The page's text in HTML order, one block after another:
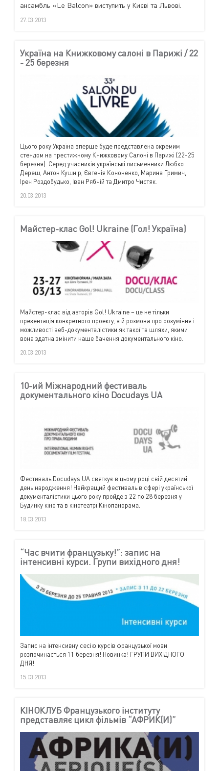
ансамбль «Le Balcon» виступить у Києві та Львові.
27.03.2013
Україна на Книжковому салоні в Парижі / 22
- 25 березня
Цього року Україна вперше буде представлена окремим
стендом на престижному Книжковому Салоні в Парижі (22-25
березня). Серед учасників українські письменники Любко
Дереш, Антон Кушнір, Євгенія Кононенко, Марина Гримич,
Ірен Роздобудько, Іван Рябчій та Дмитро Чистяк.
20.03.2013
Майстер-клас Gol! Ukraine (Гол! Україна)
Майстер-клас від авторів Gol! Ukraine– це не тільки
презентація конкретного проекту, а й розмова про розуміння і
можливості веб-документалістики як такої та шляхи, якими
вона здатна змінити наше бачення документального кіно.
20.03.2013
10-ий Міжнародний фестиваль
документального кіно Docudays UA
Фестиваль Docudays UA святкує в цьому році свій десятий
день народження! Найкращий фестиваль в сфері української
документалістики цього року пройде з 22 по 28 березня у
Будинку кіно та в кінотеатрі Кінопанорама.
18.03.2013
“Час вчити французьку!”: запис на
інтенсивні курси. Групи вихідного дня!
Запис на інтенсивну сесію курсів французької мови
розпочинається 11 березня! Новинка! ГРУПИ ВИХІДНОГО
ДНЯ!
15.03.2013
КІНОКЛУБ Французького інституту
представляє цикл фільмів “АФРИК(И)”